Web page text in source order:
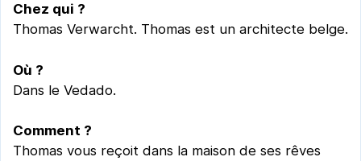
Chez qui ?
Thomas Verwarcht. Thomas est un architecte belge.
Où ?
Dans le Vedado.
Comment ?
Thomas vous reçoit dans la maison de ses rêves